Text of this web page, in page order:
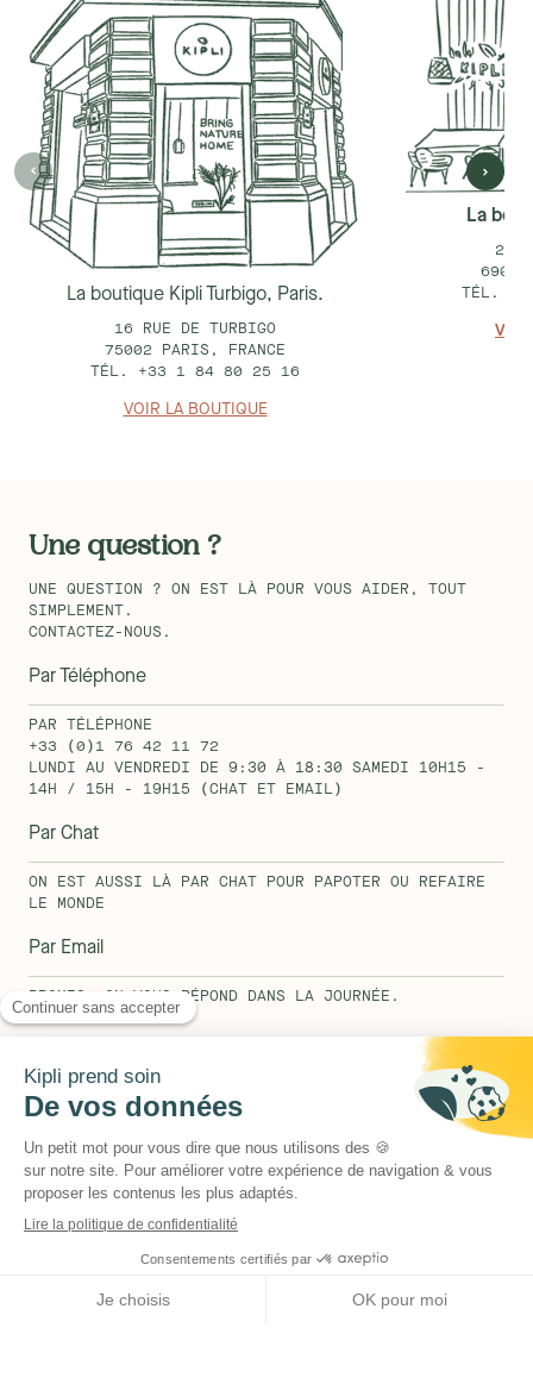
La boutique Kipli Turbigo, Paris.
16 RUE DE TURBIGO
75002 PARIS, FRANCE
TÉL. +33 1 84 80 25 16
VOIR LA BOUTIQUE
La
25
69002
TÉL.
Une question ?
UNE QUESTION ? ON EST LÀ POUR VOUS AIDER, TOUT
SIMPLEMENT.
CONTACTEZ-NOUS.
Par Téléphone
PAR TÉLÉPHONE
+33 (0)1 76 42 11 72
LUNDI AU VENDREDI DE 9:30 À 18:30 SAMEDI 10H15 -
14H / 15H - 19H15 (CHAT ET EMAIL)
Par Chat
ON EST AUSSI LÀ PAR CHAT POUR PAPOTER OU REFAIRE
LE MONDE
Par Email
PROMIS, ON VOUS RÉPOND DANS LA JOURNÉE.
HELLO@KIPLI.COM
Newsletter
Une petite newsletter de temps en temps. Des conseils, des inspirations
et quelques belles découvertes à partager.